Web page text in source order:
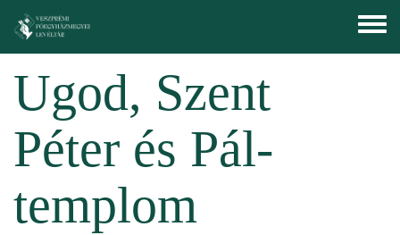
Toggle
menu
Ugod, Szent
Péter és Pál-
templom